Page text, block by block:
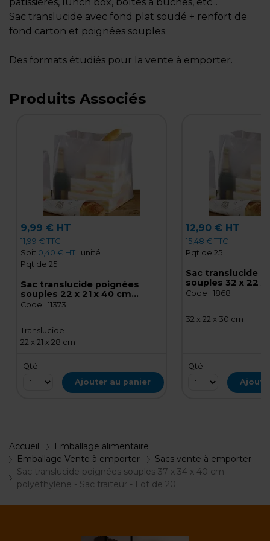
Sac translucide avec fond plat soudé + renfort de
fond carton et poignées souples.
Des formats étudiés pour la vente à emporter.
Produits Associés
9,99 € HT
11,99 € TTC
Soit 0,40 € HTl'unité
Pqt de 25
Sac translucide poignées
souples 22 x 21 x 40 cm
polyéthylène - Sac traiteur -
Code : 11373
Translucide
22 x 21 x 28 cm
Qté
Ajouter au panier
12,90 € HT
15,48 € TTC
Pqt de 25
Sac translucide
souples 32 x 22 x
polyéthylène -
Code : 1868
32 x 22 x 30 cm
Qté
Accueil
Emballage alimentaire
Emballage Vente à emporter
Sacs vente à emporter
Sac translucide poignées souples 37 x 34 x 40 cm
polyéthylène - Sac traiteur - Lot de 20